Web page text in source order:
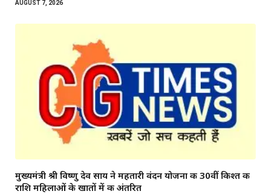
AUGUST 7, 2026
मुख्यमंत्री श्री विष्णु देव साय ने महतारी वंदन योजना की 30वीं किश्त की
राशि महिलाओं के खातों में की अंतरित